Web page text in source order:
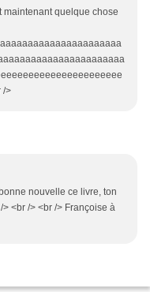
maintenant quelque chose
/>
nouvelle ce livre, ton
<br /> <br /> Françoise à